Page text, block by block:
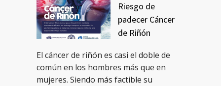
Riesgo de
padecer Cáncer
de Riñón
El cáncer de riñón es casi el doble de
común en los hombres más que en
mujeres. Siendo más factible su